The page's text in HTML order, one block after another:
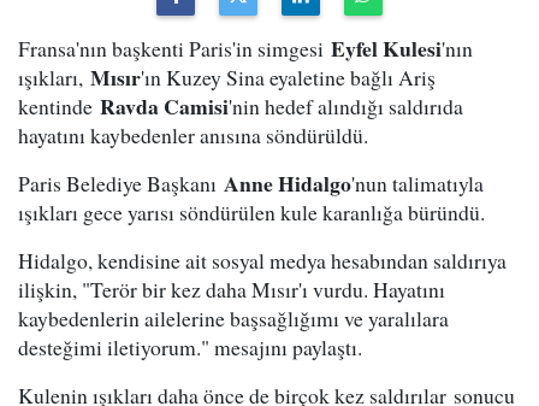
Fransa'nın başkenti Paris'in simgesi Eyfel Kulesi'nın
ışıkları, Mısır'ın Kuzey Sina eyaletine bağlı Ariş
kentinde Ravda Camisi'nin hedef alındığı saldırıda
hayatını kaybedenler anısına söndürüldü.
Paris Belediye Başkanı Anne Hidalgo'nun talimatıyla
ışıkları gece yarısı söndürülen kule karanlığa büründü.
Hidalgo, kendisine ait sosyal medya hesabından saldırıya
ilişkin, "Terör bir kez daha Mısır'ı vurdu. Hayatını
kaybedenlerin ailelerine başsağlığımı ve yaralılara
desteğimi iletiyorum." mesajını paylaştı.
Kulenin ışıkları daha önce de birçok kez saldırılar sonucu